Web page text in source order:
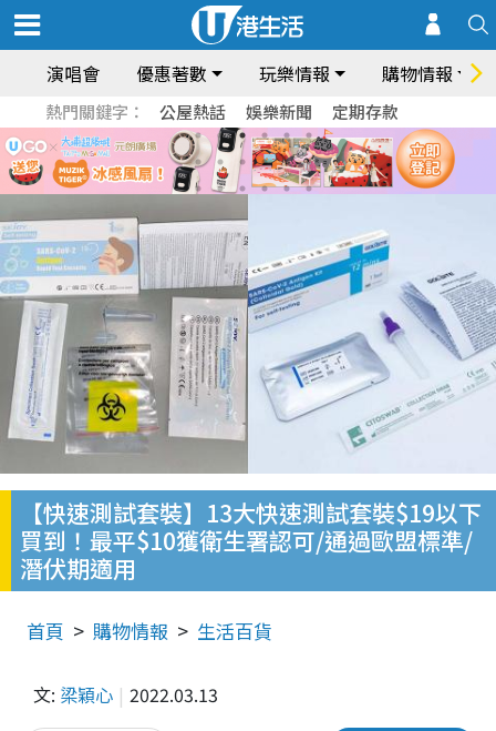
演唱會 優惠著數 玩樂情報 購物情報
熱門關鍵字： 公屋熱話 娛樂新聞 定期存款
【快速測試套裝】13大快速測試套裝$19以下
買到！最平$10獲衛生署認可/通過歐盟標準/
潛伏期適用
首頁 購物情報 生活百貨
文: 梁穎心 2022.03.13